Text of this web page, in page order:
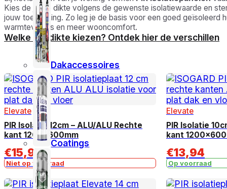
Dakaccessoires
Coatings
Kies de juiste dikte volgens de gewenste isolatiewaarde en
jouw toepassing. Zo leg je de basis voor een goed geïsoleerd
warmteverlies en meer wooncomfort.
Welke PIR dikte kiezen? Ontdek hier de verschillen
Elevate
PIR Isolatie 12cm – ALU/ALU Rechte
kant 1200x600mm
€15,97
Niet op voorraad
Elevate
PIR Isolatie
kant
€13,94
Op voorraad